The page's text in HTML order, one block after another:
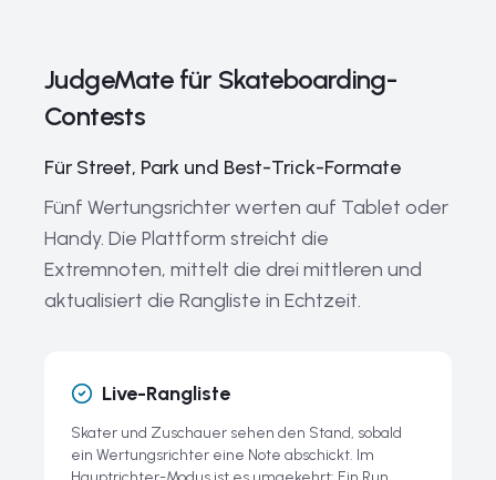
Die größten Skateboarding-Wettkämpfe und -Events der
Welt
Legendäre Skater und aktuelle Champions
Skateboarding-Ausrüstung und führende Marken
Aktuelle Trends und die Zukunft des Wettkampf-
Skateboardings
Die Geschichte des Wettkampf-Skateboardings
Tools und Ressourcen
Alle Ressourcen entdecken
Häufige Fragen zu Skateboarding-Wettkämpfen
JudgeMate für Skateboarding-
Contests
Für Street, Park und Best-Trick-Formate
Fünf Wertungsrichter werten auf Tablet oder
Handy. Die Plattform streicht die
Extremnoten, mittelt die drei mittleren und
aktualisiert die Rangliste in Echtzeit.
Live-Rangliste
Skater und Zuschauer sehen den Stand, sobald
ein Wertungsrichter eine Note abschickt. Im